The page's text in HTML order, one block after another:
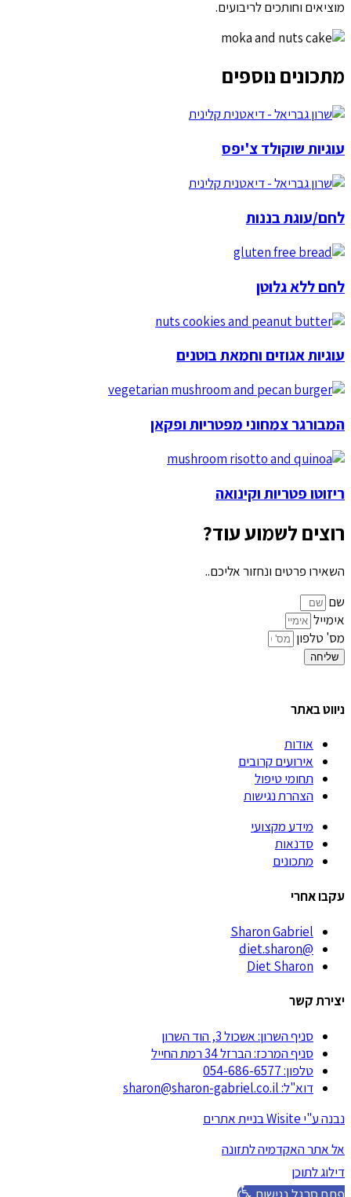
מוציאים וחותכים לריבועים.
מתכונים נוספים
עוגיות שוקולד צ'יפס
לחם/עוגת בננות
לחם ללא גלוטן
עוגיות אגוזים וחמאת בוטנים
המבורגר צמחוני מפטריות ופקאן
ריזוטו פטריות וקינואה
רוצים לשמוע עוד?
השאירו פרטים ונחזור אליכם..
שם
אימייל
מס' טלפון
שליחה
ניווט באתר
אודות
אירועים קרובים
תחומי טיפול
הצהרת נגישות
מידע מקצועי
סדנאות
מתכונים
עקבו אחרי
Sharon Gabriel
@diet.sharon
Diet Sharon
יצירת קשר
סניף השרון: אשכול 3, הוד השרון
סניף המרכז: הברזל 34 רמת החייל
טלפון: 054-686-6577
דוא"ל: sharon@sharon-gabriel.co.il
נבנה ע"י Wisite בניית אתרים
אל אתר האקדמיה לתזונה
דילוג לתוכן